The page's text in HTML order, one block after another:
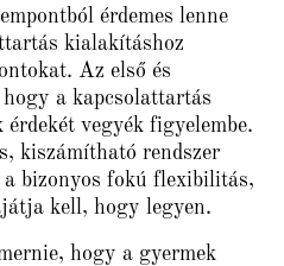
érdemes lenne
kialakításhoz
Az első és
a kapcsolattartás
vegyék figyelembe.
kiszámítható rendszer
bizonyos fokú flexibilitás,
kell, hogy legyen.
hogy a gyermek